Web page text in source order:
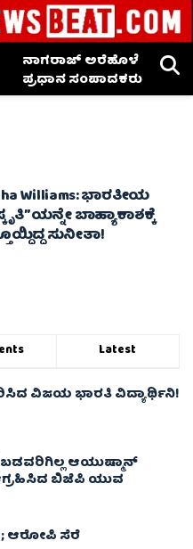
ನಾಗರಾಜ್ ಅರೆಹೊಳೆ
ಪ್ರಧಾನ ಸಂಪಾದಕರು
Williams: ಭಾರತೀಯ
ಬಾಹ್ಯಾಕಾಶಕ್ಕೆ
ಸುನೀತಾ!
Latest
ವಿಜಯ ಭಾರತಿ ವಿದ್ಯಾರ್ಥಿನಿ!
ಆಯುಷ್ಮಾನ್
ಬಿಜೆಪಿ ಯುವ
ಆರೋಪಿ ಸೆರೆ